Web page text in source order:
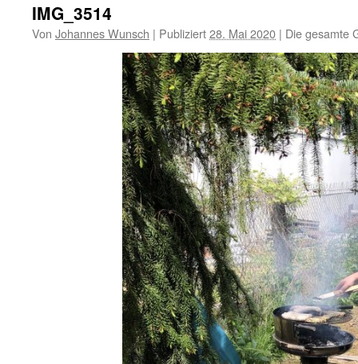
Inhalt
IMG_3514
Von Johannes Wunsch | Publiziert28. Mai 2020 | Die gesamte